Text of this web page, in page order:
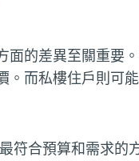
面的差異至關重要
。而私樓住戶則可
符合預算和需求的